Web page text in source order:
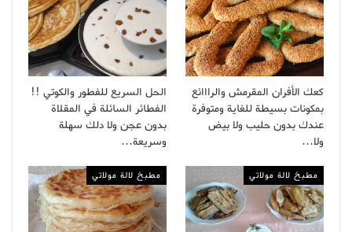
كعك الأفران المقرمش والرااائع
بمكونات بسيطة للغاية ومتوفرة
عندك بدون حليب ولا بيض
ولا…
الحل السريع للفطور والكوتي !!
الفطائر السائلة في المقلاة
بدون عجن ولا دلك سهلة
وسريعة…
مطبخ لالة مولاتي مطبخ لالة مولاتي